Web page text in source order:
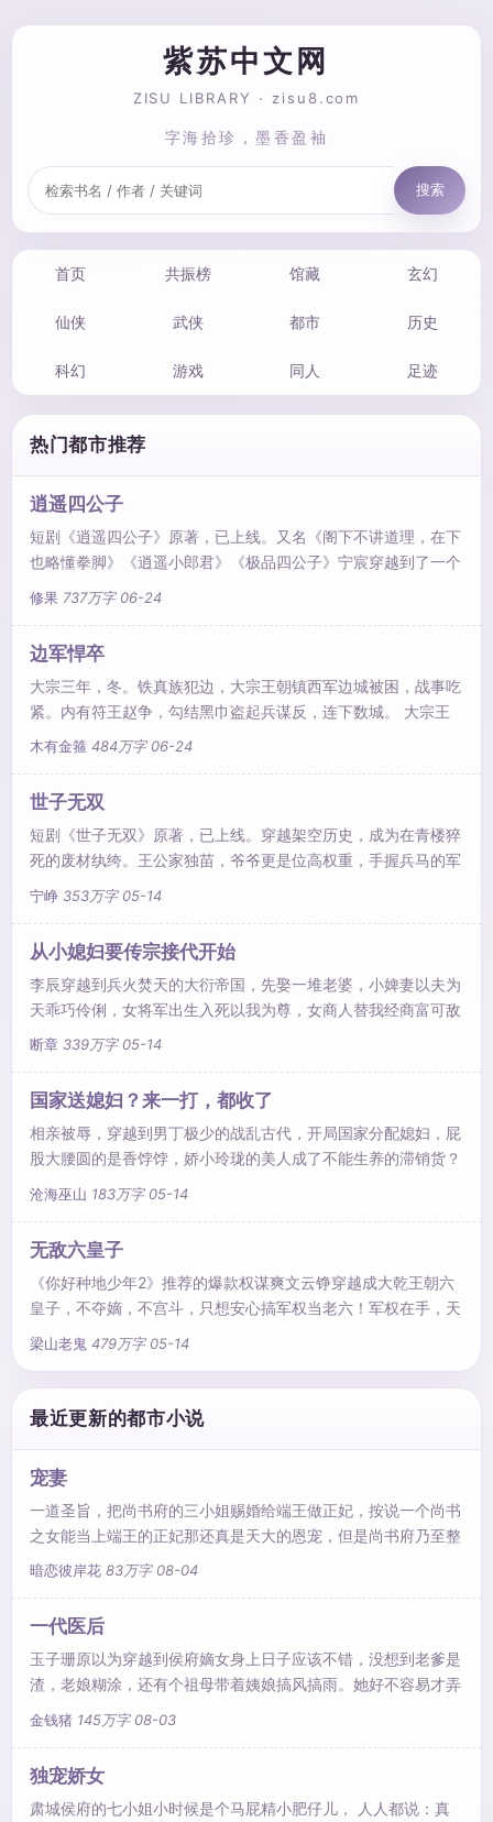
紫苏中文网
ZISU LIBRARY · zisu8.com
字海拾珍，墨香盈袖
搜索
首页 共振榜 馆藏 玄幻
仙侠 武侠 都市 历史
科幻 游戏 同人 足迹
热门都市推荐
逍遥四公子
短剧《逍遥四公子》原著，已上线。又名《阁下不讲道理，在下
也略懂拳脚》《逍遥小郎君》《极品四公子》宁宸穿越到了一个
历史中从未出现过的朝代，本想一心搞钱，做个快乐逍遥的富家
狼居胥’，名动天下！
修果 737万字 06-24
边军悍卒
大宗三年，冬。铁真族犯边，大宗王朝镇西军边城被困，战事吃
紧。内有符王赵争，勾结黑巾盗起兵谋反，连下数城。 大宗王
朝顿时处在内忧外困，风雨飘摇之中。 同年冬，林丰意外穿越
演播，欢迎收听！
木有金箍 484万字 06-24
世子无双
短剧《世子无双》原著，已上线。穿越架空历史，成为在青楼猝
死的废材纨绔。王公家独苗，爷爷更是位高权重，手握兵马的军
神。本想勾栏听曲，花船找女，纸醉金迷，夜夜笙歌……但……
10集起，欢迎前去收听！番邦蛮夷想他死。世家门阀想他死。就
连皇帝也做局想弄死他。卫渊很慌，但却不完全慌。以纨绔人
设，一
宁峥 353万字 05-14
从小媳妇要传宗接代开始
李辰穿越到兵火焚天的大衍帝国，先娶一堆老婆，小婢妻以夫为
天乖巧伶俐，女将军出生入死以我为尊，女商人替我经商富可敌
国，女刺客帮我打造情报网络……再训精兵、爆装备、改制度、
奇！
断章 339万字 05-14
国家送媳妇？来一打，都收了
相亲被辱，穿越到男丁极少的战乱古代，开局国家分配媳妇，屁
股大腰圆的是香饽饽，娇小玲珑的美人成了不能生养的滞销货？
林小凡不客气的领了五个极品美女回家造娃。被嘲讽家里穷养不
前世瞧不起他的相亲女，每晚都拉着他的手求造娃！女人你闪
开，乱世枭雄，小爷我可是要称霸天下的！
沧海巫山 183万字 05-14
无敌六皇子
《你好种地少年2》推荐的爆款权谋爽文云铮穿越成大乾王朝六
皇子，不夺嫡，不宫斗，只想安心搞军权当老六！军权在手，天
下我有！文帝：老六，你那几哥哥越来不像话了，借父皇十万兵
梁山老鬼 479万字 05-14
最近更新的都市小说
宠妻
一道圣旨，把尚书府的三小姐赐婚给端王做正妃，按说一个尚书
之女能当上端王的正妃那还真是天大的恩宠，但是尚书府乃至整
个京城都对这个闻所未闻的三小姐报以同情。 原因无他，传闻
还不是最糟糕的，关键是现在端王已经躺在床上三个月,生死未
卜，急需一个冲喜新娘。 这个人就是沈琪。 沈琪觉得自己一定
是世上
暗恋彼岸花 83万字 08-04
一代医后
玉子珊原以为穿越到侯府嫡女身上日子应该不错，没想到老爹是
渣，老娘糊涂，还有个祖母带着姨娘搞风搞雨。她好不容易才弄
醒老娘，镇压渣爹，打退祖母，收拾姨娘，转眼却被打包嫁给了
金钱猪 145万字 08-03
独宠娇女
肃城侯府的七小姐小时候是个马屁精小肥仔儿， 人人都说：真